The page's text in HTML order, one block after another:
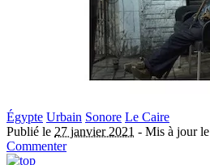
Égypte Urbain Sonore Le Caire
Publié le 27 janvier 2021 - Mis à jour le
Commenter